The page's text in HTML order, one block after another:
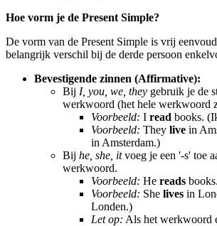
Hoe vorm je de Present Simple?
De vorm van de Present Simple is vrij
belangrijk verschil bij de derde persoon
Bevestigende zinnen (Affirmative):
Bij I, you, we, they gebruik je de
werkwoord (het hele werkwoord
Voorbeeld: I read books.
Voorbeeld: They live in
in Amsterdam.)
Bij he, she, itvoeg je een '-s' toe
werkwoord.
Voorbeeld: He reads
Voorbeeld: She lives in
Londen.)
Let op: Als het werkwoord